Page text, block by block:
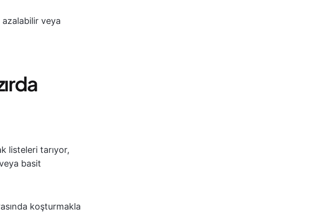
azalabilir veya
listeleri tarıyor,
basit
koşturmakla